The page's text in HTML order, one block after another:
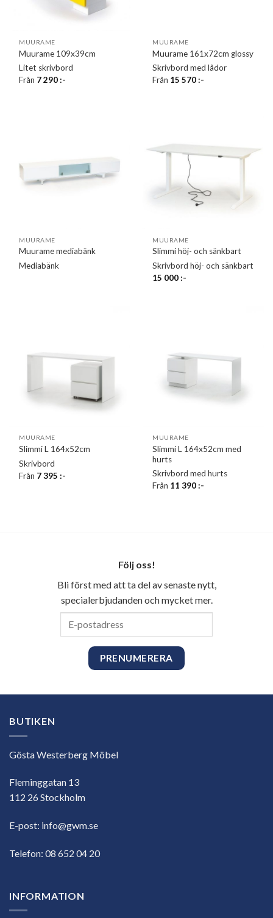
MUURAME
Muurame 109x39cm
Litet skrivbord
Från 7 290:-
MUURAME
Muurame 161x72cm glossy
Skrivbord med lådor
Från 15 570:-
MUURAME
Muurame mediabänk
Mediabänk
MUURAME
Slimmi höj- och sänkbart
Skrivbord höj- och sänkbart
15 000:-
MUURAME
Slimmi L 164x52cm
Skrivbord
Från 7 395:-
MUURAME
Slimmi L 164x52cm med
hurts
Skrivbord med hurts
Från 11 390:-
Följ oss!
Bli först med att ta del av senaste nytt,
specialerbjudanden och mycket mer.
BUTIKEN
Gösta Westerberg Möbel
Fleminggatan 13
112 26 Stockholm
E-post: info@gwm.se
Telefon: 08 652 04 20
INFORMATION